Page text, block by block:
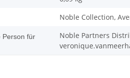
Noble Collection,
Person für
Noble Partners